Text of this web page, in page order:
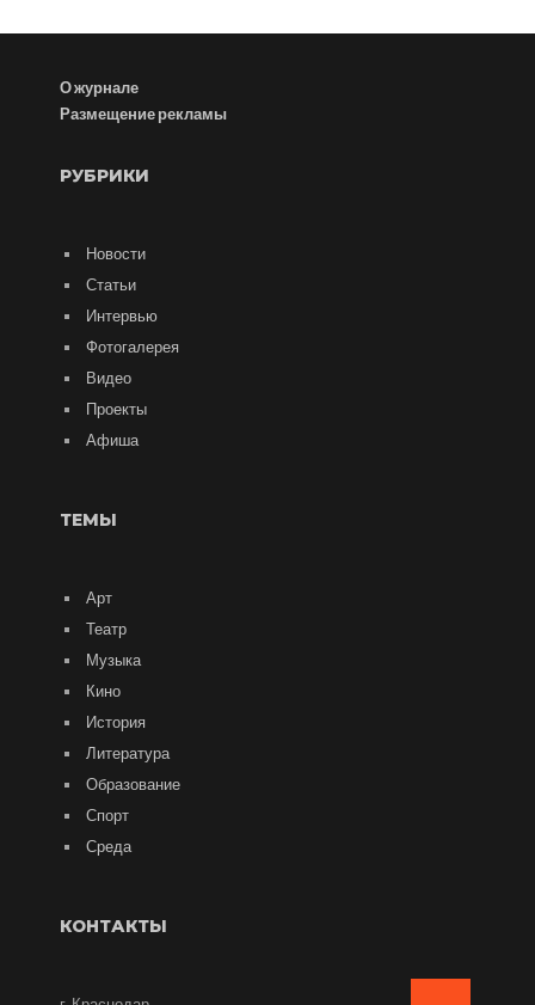
О журнале
Размещение рекламы
РУБРИКИ
Новости
Статьи
Интервью
Фотогалерея
Видео
Проекты
Афиша
ТЕМЫ
Арт
Театр
Музыка
Кино
История
Литература
Образование
Спорт
Среда
КОНТАКТЫ